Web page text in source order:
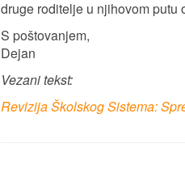
druge roditelje u njihovom putu
S poštovanjem,
Dejan
Vezani tekst:
Revizija Školskog Sistema: